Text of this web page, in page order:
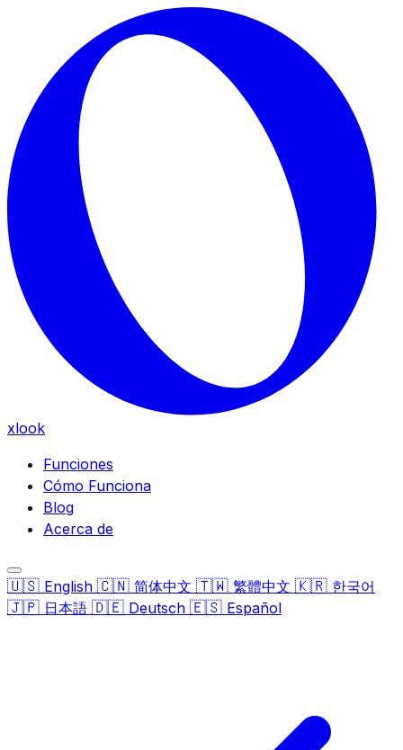
Skip to main content
xlook
Funciones
Cómo Funciona
Blog
Acerca de
🇺🇸 English 🇨🇳 简体中文 🇹🇼 繁體中文 🇰🇷 한국어
🇯🇵 日本語 🇩🇪 Deutsch 🇪🇸 Español